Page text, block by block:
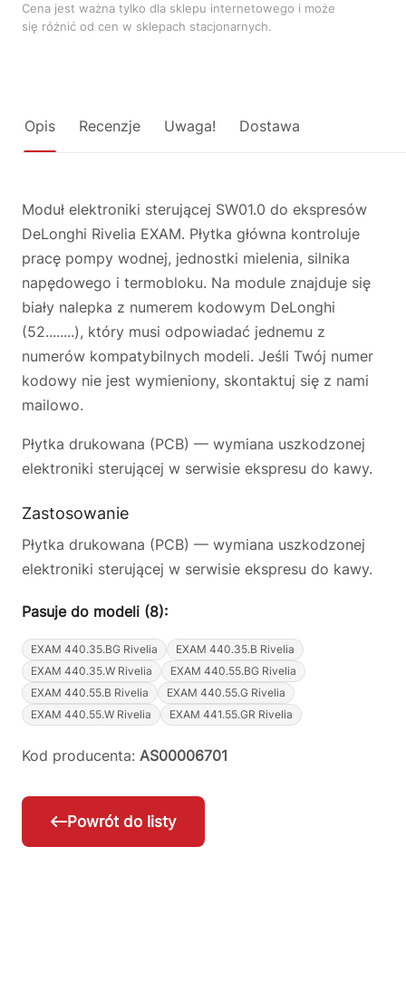
Cena jest ważna tylko dla sklepu internetowego i może
się różnić od cen w sklepach stacjonarnych.
Opis Recenzje Uwaga! Dostawa
Moduł elektroniki sterującej SW01.0 do ekspresów
DeLonghi Rivelia EXAM. Płytka główna kontroluje
pracę pompy wodnej, jednostki mielenia, silnika
napędowego i termobloku. Na module znajduje się
biały nalepka z numerem kodowym DeLonghi
(52........), który musi odpowiadać jednemu z
numerów kompatybilnych modeli. Jeśli Twój numer
kodowy nie jest wymieniony, skontaktuj się z nami
mailowo.
Płytka drukowana (PCB) — wymiana uszkodzonej
elektroniki sterującej w serwisie ekspresu do kawy.
Zastosowanie
Płytka drukowana (PCB) — wymiana uszkodzonej
elektroniki sterującej w serwisie ekspresu do kawy.
Pasuje do modeli (8):
EXAM 440.35.BG Rivelia
EXAM 440.35.B Rivelia
EXAM 440.35.W Rivelia
EXAM 440.55.BG Rivelia
EXAM 440.55.B Rivelia
EXAM 440.55.G Rivelia
EXAM 440.55.W Rivelia
EXAM 441.55.GR Rivelia
Kod producenta: AS00006701
Powrót do listy